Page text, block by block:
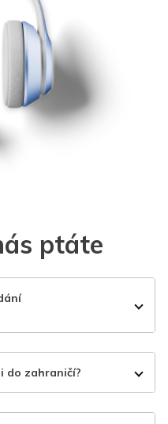
ptáte
do zahraničí?